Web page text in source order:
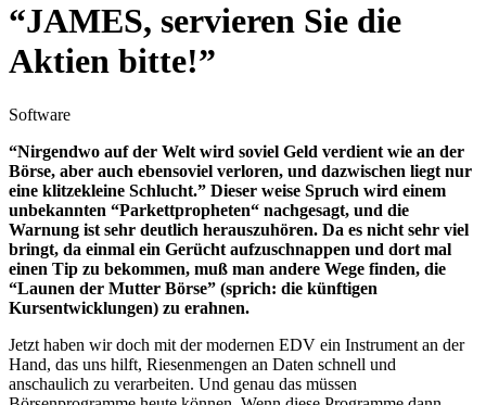
“JAMES, servieren Sie die
Aktien bitte!”
Software
“Nirgendwo auf der Welt wird soviel Geld verdient wie an der
Börse, aber auch ebensoviel verloren, und dazwischen liegt nur
eine klitzekleine Schlucht.” Dieser weise Spruch wird einem
unbekannten “Parkettpropheten“ nachgesagt, und die
Warnung ist sehr deutlich herauszuhören. Da es nicht sehr viel
bringt, da einmal ein Gerücht aufzuschnappen und dort mal
einen Tip zu bekommen, muß man andere Wege finden, die
“Launen der Mutter Börse” (sprich: die künftigen
Kursentwicklungen) zu erahnen.
Jetzt haben wir doch mit der modernen EDV ein Instrument an der
Hand, das uns hilft, Riesenmengen an Daten schnell und
anschaulich zu verarbeiten. Und genau das müssen